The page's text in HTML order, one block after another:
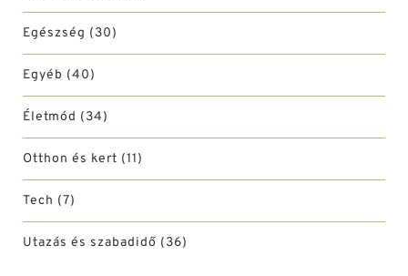
Egészség (30)
Egyéb (40)
Életmód (34)
Otthon és kert (11)
Tech (7)
Utazás és szabadidő (36)